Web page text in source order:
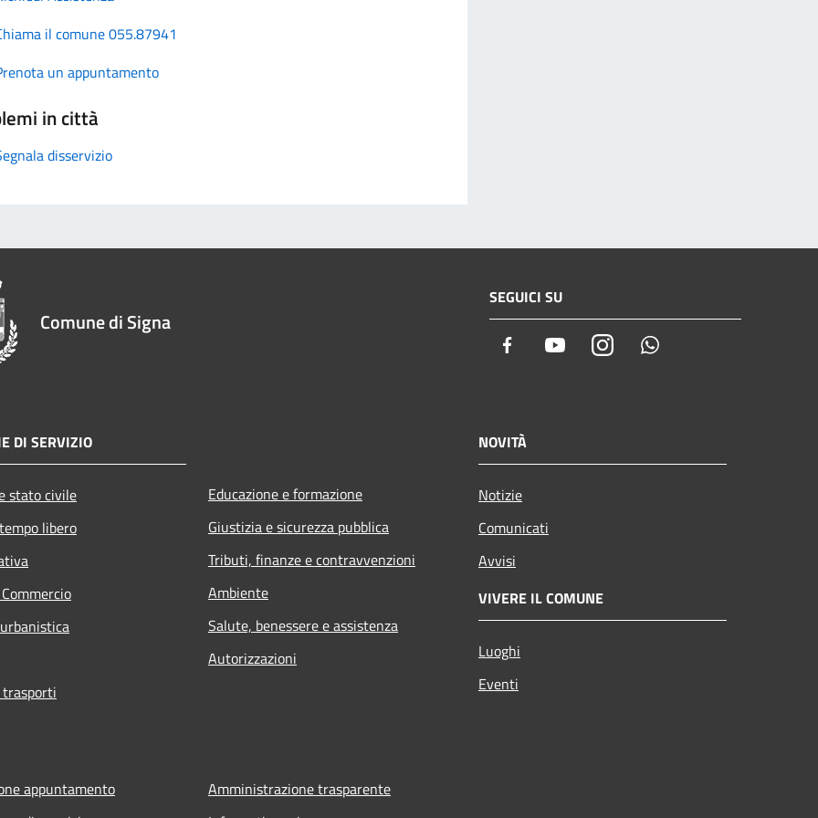
il comune 055.87941
un appuntamento
in città
disservizio
Comune di Signa
SEGUICI SU
Facebook YoutubeInstagram
DI SERVIZIO
stato civile
libero
Educazione e formazione
Giustizia e sicurezza pubblica
Tributi, finanze e contravvenzioni
Ambiente
Salute, benessere e assistenza
Autorizzazioni
NOVITÀ
Notizie
Comunicati
Avvisi
VIVERE IL COMUNE
Luoghi
Eventi
appuntamento
Amministrazione trasparente